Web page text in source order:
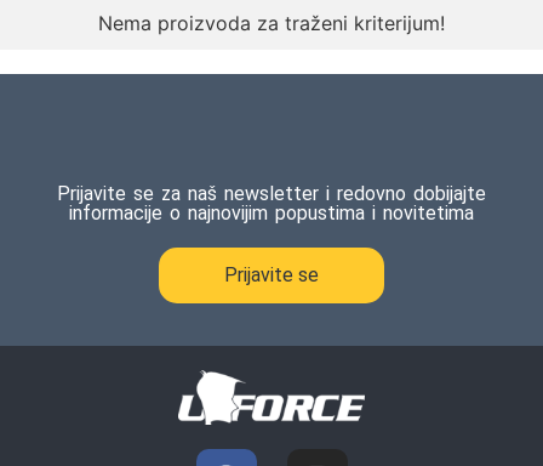
Nema proizvoda za traženi kriterijum!
Prijavite se za naš newsletter i redovno dobijajte
informacije o najnovijim popustima i novitetima
Prijavite se